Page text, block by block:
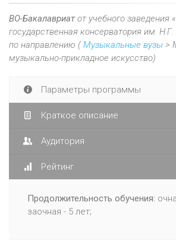
ВО-Бакалавриатот учебного заведения
государственная консерватория им.
по направлению (Музыкальные вузы >
музыкально-прикладное искусство)
Параметры программы
Краткое описание
Аудитория
Рейтинг
Продолжительность обучения:
заочная - 5 лет;